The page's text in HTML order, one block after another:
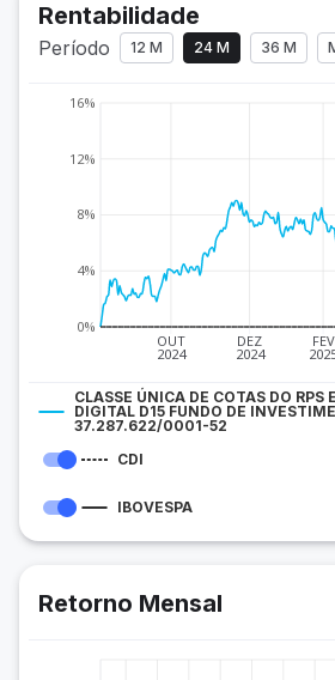
Rentabilidade
Período 12 M 24 M 36 M
OUT
2024
DEZ
2024
FEV
0%
4%
8%
12%
16%
CLASSE ÚNICA DE COTAS DO RPS
DIGITAL D15 FUNDO DE
37.287.622/0001-52
CDI
IBOVESPA
Retorno Mensal